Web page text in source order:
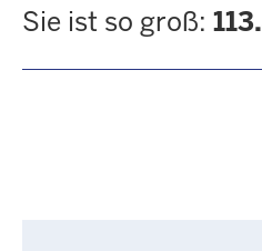
Sie ist so groß: